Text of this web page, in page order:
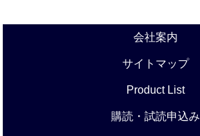
会社案内
サイトマップ
Product List
購読・試読申込み